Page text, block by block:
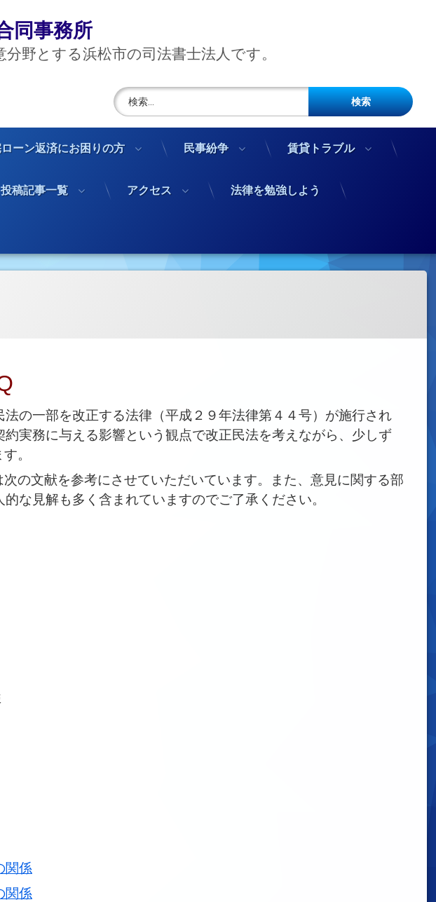
同事務所
野とする浜松市の司法書士法人です。
ルアドレス 検索:
ーン返済にお困りの方 民事紛争 賃貸トラブル
投稿記事一覧 アクセス 法律を勉強しよう
の一部を改正する法律（平成２９年法律第４４号）が施行され
実務に与える影響という観点で改正民法を考えながら、少しず
。
の文献を参考にさせていただいています。また、意見に関する部
な見解も多く含まれていますのでご了承ください。
関係
関係